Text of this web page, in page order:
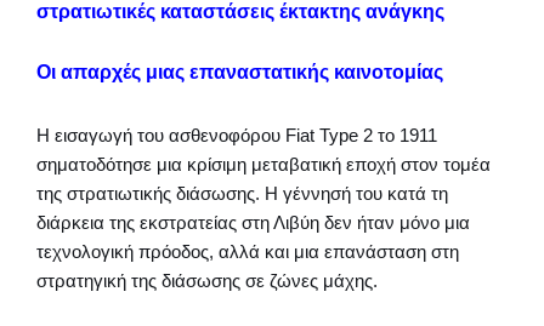
στρατιωτικές καταστάσεις έκτακτης ανάγκης
Οι απαρχές μιας επαναστατικής καινοτομίας
Η εισαγωγή του ασθενοφόρου Fiat Type 2 το 1911
σηματοδότησε μια κρίσιμη μεταβατική εποχή στον τομέα
της στρατιωτικής διάσωσης. Η γέννησή του κατά τη
διάρκεια της εκστρατείας στη Λιβύη δεν ήταν μόνο μια
τεχνολογική πρόοδος, αλλά και μια επανάσταση στη
στρατηγική της διάσωσης σε ζώνες μάχης.